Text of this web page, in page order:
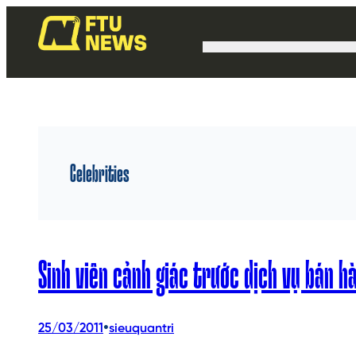
Celebrities
Sinh viên cảnh giác trước dịch vụ bán
25/03/2011•sieuquantri